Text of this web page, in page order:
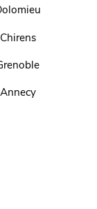
Chirens
Annecy